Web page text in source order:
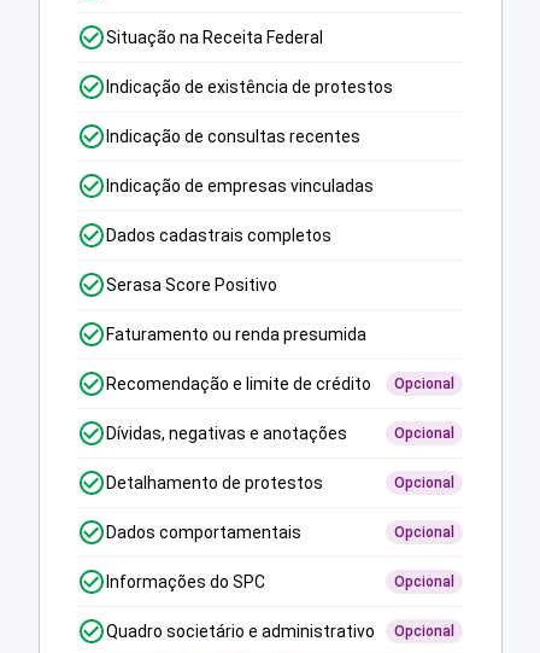
Situação na Receita Federal
Indicação de existência de protestos
Indicação de consultas recentes
Indicação de empresas vinculadas
Dados cadastrais completos
Serasa Score Positivo
Faturamento ou renda presumida
Recomendação e limite de crédito Opcional
Dívidas, negativas e anotações Opcional
Detalhamento de protestos Opcional
Dados comportamentais Opcional
Informações do SPC Opcional
Quadro societário e administrativo Opcional